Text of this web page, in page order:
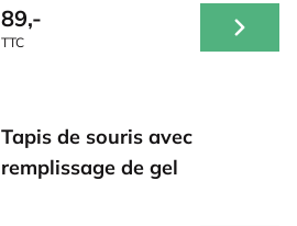
89,-
TTC
Tapis de souris avec
remplissage de gel